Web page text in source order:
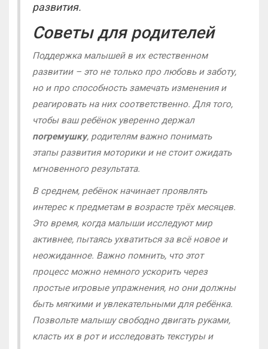
развития.
Советы для родителей
Поддержка малышей в их естественном
развитии – это не только про любовь и заботу,
но и про способность замечать изменения и
реагировать на них соответственно. Для того,
чтобы ваш ребёнок уверенно держал
погремушку, родителям важно понимать
этапы развития моторики и не стоит ожидать
мгновенного результата.
В среднем, ребёнок начинает проявлять
интерес к предметам в возрасте трёх месяцев.
Это время, когда малыши исследуют мир
активнее, пытаясь ухватиться за всё новое и
неожиданное. Важно помнить, что этот
процесс можно немного ускорить через
простые игровые упражнения, но они должны
быть мягкими и увлекательными для ребёнка.
Позвольте малышу свободно двигать руками,
класть их в рот и исследовать текстуры и